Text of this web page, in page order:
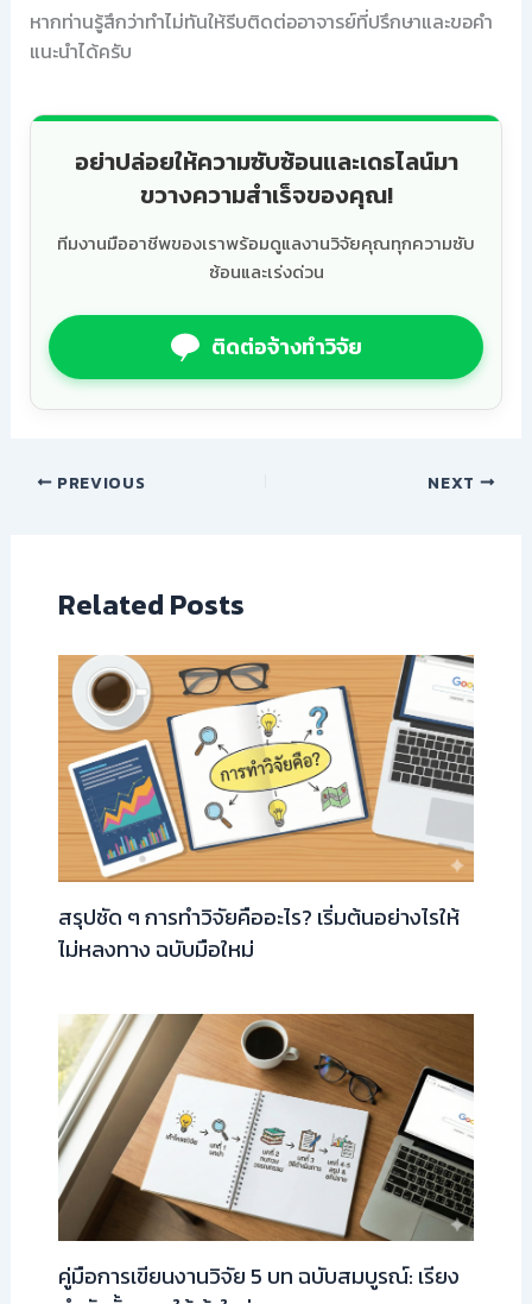
หากท่านรู้สึกว่าทำไม่ทันให้รีบติดต่ออาจารย์ที่ปรึกษาและขอคำ
แนะนำได้ครับ
อย่าปล่อยให้ความซับซ้อนและเดธไลน์มา
ขวางความสำเร็จของคุณ!
ทีมงานมืออาชีพของเราพร้อมดูแลงานวิจัยคุณทุกความซับ
ซ้อนและเร่งด่วน
ติดต่อจ้างทำวิจัย
PREVIOUS NEXT
Related Posts
สรุปชัด ๆ การทำวิจัยคืออะไร? เริ่มต้นอย่างไรให้
ไม่หลงทาง ฉบับมือใหม่
คู่มือการเขียนงานวิจัย 5 บท ฉบับสมบูรณ์: เรียง